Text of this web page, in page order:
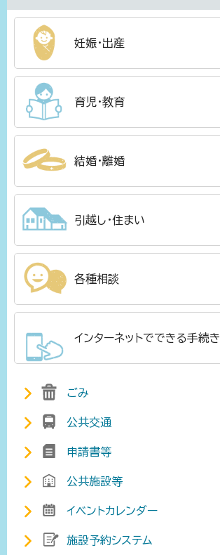
妊娠・出産
育児・教育
結婚・離婚
引越し・住まい
各種相談
インターネットでできる手続き
ごみ
公共交通
申請書等
公共施設等
イベントカレンダー
施設予約システム